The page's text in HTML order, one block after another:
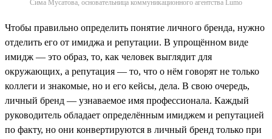
Сима Мусатова, основательница коммуникационного агентства Lumo
Чтобы правильно определить понятие личного бренда, нужно
отделить его от имиджа и репутации. В упрощённом виде
имидж — это образ, то, как человек выглядит для
окружающих, а репутация — то, что о нём говорят не только
коллеги и знакомые, но и его кейсы, дела. В свою очередь,
личный бренд — узнаваемое имя профессионала. Каждый
руководитель обладает определённым имиджем и репутацией
по факту, но они конвертируются в личный бренд только при